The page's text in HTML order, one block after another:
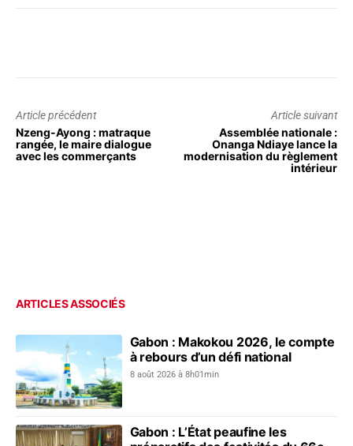
Article précédent
Nzeng-Ayong : matraque
rangée, le maire dialogue
avec les commerçants
Article suivant
Assemblée nationale :
Onanga Ndiaye lance la
modernisation du règlement
intérieur
ARTICLES ASSOCIÉS
Gabon : Makokou 2026, le compte
à rebours d’un défi national
8 août 2026 à 8h01min
Gabon : L’État peaufine les